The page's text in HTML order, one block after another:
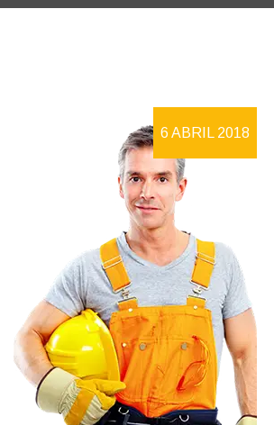
6 ABRIL 2018